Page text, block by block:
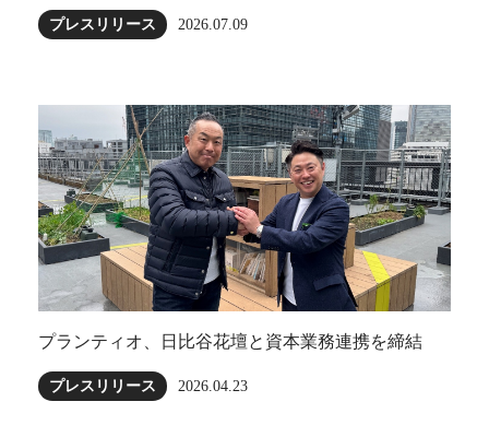
プレスリリース 2026.07.09
プランティオ、日比谷花壇と資本業務連携を締結
プレスリリース 2026.04.23